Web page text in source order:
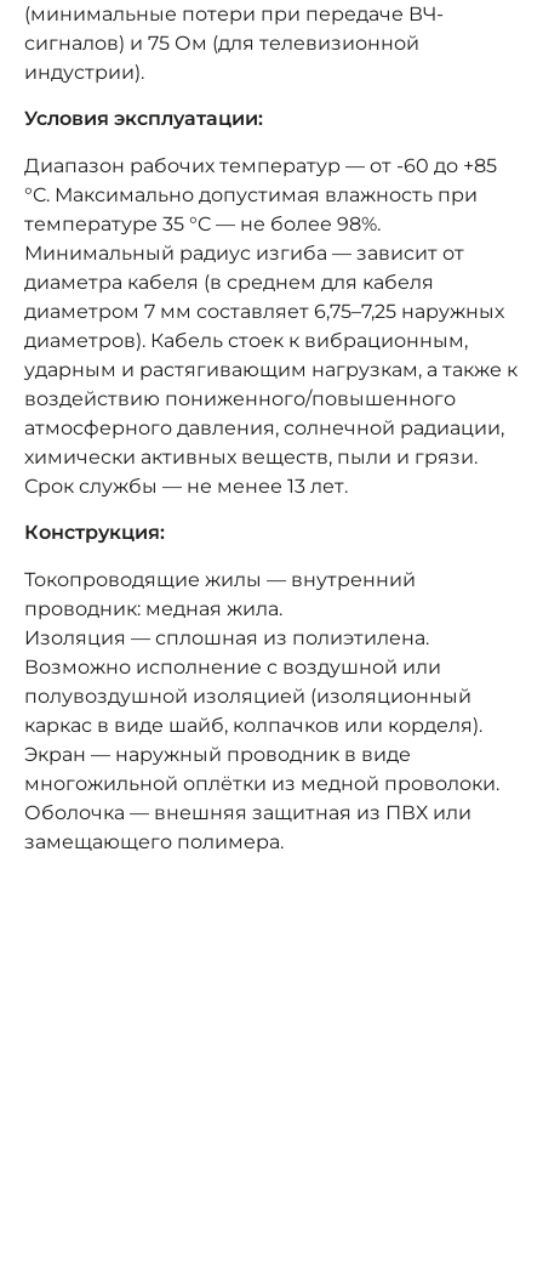
(минимальные потери при передаче ВЧ-
сигналов) и 75 Ом (для телевизионной
индустрии).
Условия эксплуатации:
Диапазон рабочих температур — от -60 до +85
°C. Максимально допустимая влажность при
температуре 35 °C — не более 98%.
Минимальный радиус изгиба — зависит от
диаметра кабеля (в среднем для кабеля
диаметром 7 мм составляет 6,75–7,25 наружных
диаметров). Кабель стоек к вибрационным,
ударным и растягивающим нагрузкам, а также к
воздействию пониженного/повышенного
атмосферного давления, солнечной радиации,
химически активных веществ, пыли и грязи.
Срок службы — не менее 13 лет.
Конструкция:
Токопроводящие жилы — внутренний
проводник: медная жила.
Изоляция — сплошная из полиэтилена.
Возможно исполнение с воздушной или
полувоздушной изоляцией (изоляционный
каркас в виде шайб, колпачков или корделя).
Экран — наружный проводник в виде
многожильной оплётки из медной проволоки.
Оболочка — внешняя защитная из ПВХ или
замещающего полимера.